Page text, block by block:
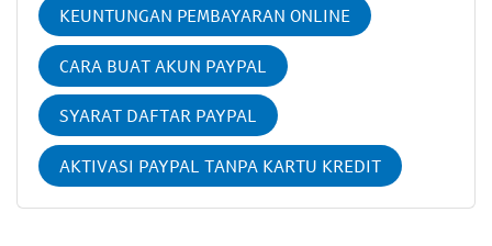
KEUNTUNGAN PEMBAYARAN ONLINE
CARA BUAT AKUN PAYPAL
SYARAT DAFTAR PAYPAL
AKTIVASI PAYPAL TANPA KARTU KREDIT